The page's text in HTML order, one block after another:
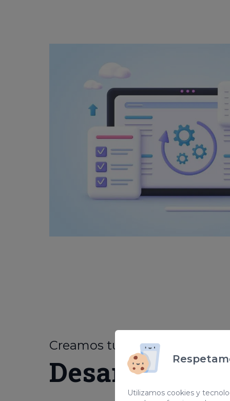
Utilizamos cookies y
Creamos tu web
Desarrollo